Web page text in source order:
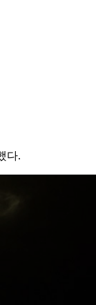
다.